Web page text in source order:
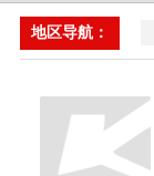
地区导航：